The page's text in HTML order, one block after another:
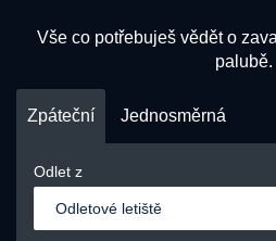
Vše co potřebuješ vědět o
palubě.
Zpáteční Jednosměrná
Odlet z